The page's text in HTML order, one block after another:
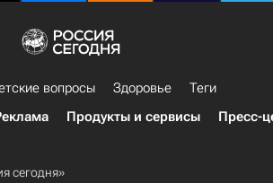
вопросы Здоровье
Теги
Продукты и сервисы Пресс-
сегодня»